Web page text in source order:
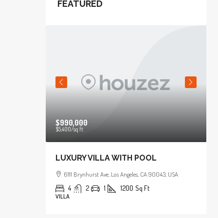
FEATURED
$990,000
$5,400/sq ft
LUXURY VILLA WITH POOL
6111 Brynhurst Ave, Los Angeles, CA 90043, USA
4 2 1 1200 Sq Ft
VILLA